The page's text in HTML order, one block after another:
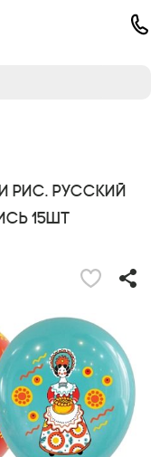
рис. Русский
15шт